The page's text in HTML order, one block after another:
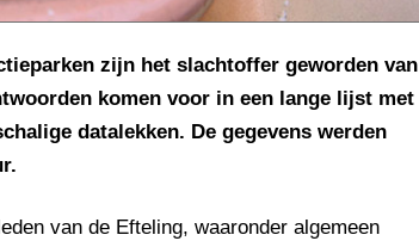
zijn het slachtoffer geworden van
komen voor in een lange lijst met
datalekken. De gegevens werden
van de Efteling, waaronder algemeen